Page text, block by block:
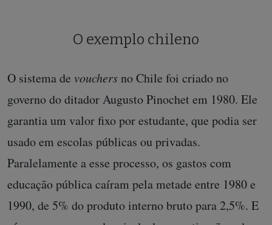
O exemplo chileno
O sistema de vouchersno Chile foi criado no
governo do ditador Augusto Pinochet em 1980. Ele
garantia um valor fixo por estudante, que podia ser
usado em escolas públicas ou privadas.
Paralelamente a esse processo, os gastos com
educação pública caíram pela metade entre 1980 e
1990, de 5% do produto interno bruto para 2,5%. E